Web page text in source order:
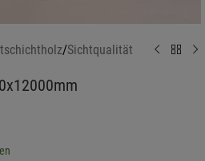
/Sichtqualität